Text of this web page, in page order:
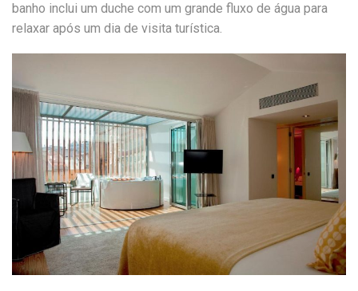
banho inclui um duche com um grande fluxo de água para
relaxar após um dia de visita turística.